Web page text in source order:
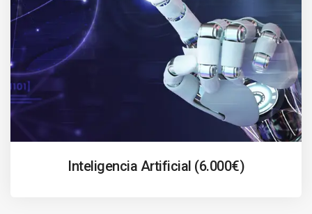
Inteligencia Artificial (6.000€)